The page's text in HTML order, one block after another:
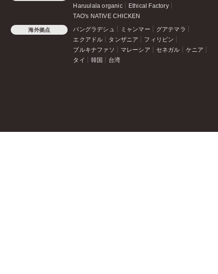
Haruulala organic
Ethical Factory
TAO's NATIVE CHICKEN
海外拠点 バングラデシュ ミャンマー
グアテマラ
エクアドル
タンザニア
フィリピン
ブルキナファソ
マレーシア セネガル
ケニア
タイ
韓国 台湾